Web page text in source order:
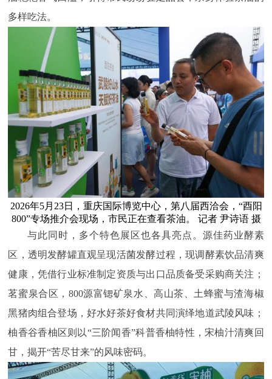
多样吃法。
2026年5月23日，重庆国际博览中心，第八届西洽会，“酉阳
800”专场推介会现场，市民正在查看茶油。 记者 尹诗语 摄
与此同时，多个特色展区也各具亮点。源佳药业酵素
区，透明发酵罐直观呈现活菌发酵过程，现调酵素饮品清爽
健康，凭借行业标准制定资质与出口品质备受采购商关注；
茗蜜泉合区，800源富锶矿泉水、高山茶、土蜂蜜与渣海椒
黑猪肉组合登场，好水好茶好食材共同演绎地道武陵风味；
柚香谷香柚区则以“三阶闻香”科普香柚特性，宋柚汁清爽回
甘，揭开“苦尽甘来”的风味密码。